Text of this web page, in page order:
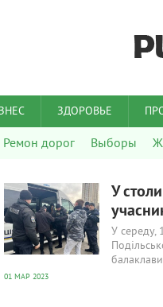
ЗДОРОВЬЕ
Ремон дорог Выборы
У
У середу,
01 МАР 2023